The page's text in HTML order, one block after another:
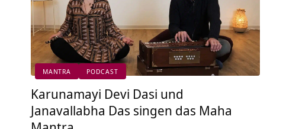
MANTRA PODCAST
Karunamayi Devi Dasi und
Janavallabha Das singen das Maha